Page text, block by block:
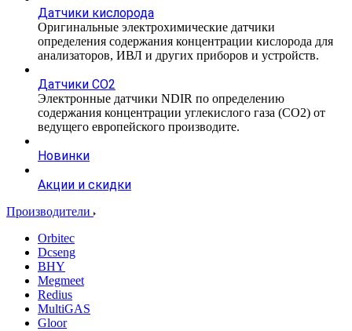
Датчики кислорода
Оригинальные электрохимические датчики
определения содержания концентрации кислорода для
анализаторов, ИВЛ и других приборов и устройств.
Датчики CO2
Электронные датчики NDIR по определению
содержания концентрации углекислого газа (СО2) от
ведущего европейского производите.
Новинки
Акции и скидки
Производители
Orbitec
Dcseng
BHY
Megmeet
Redius
MultiGAS
Gloor